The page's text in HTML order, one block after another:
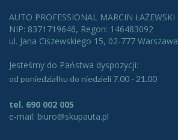
AUTO PROFESSIONAL MARCIN ŁAŻEWSKI
NIP: 8371719646, Regon: 146483092
ul. Jana Ciszewskiego 15, 02-777 Warszawa
Jesteśmy do Państwa dyspozycji:
od poniedziałku do niedzieli 7.00 - 21.00
tel. 690 002 005
e-mail: biuro@skupauta.pl